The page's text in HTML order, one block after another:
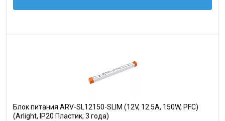
Блок питания ARV-SL12150-SLIM (12V, 12.5A, 150W, PFC)
(Arlight, IP20 Пластик, 3 года)